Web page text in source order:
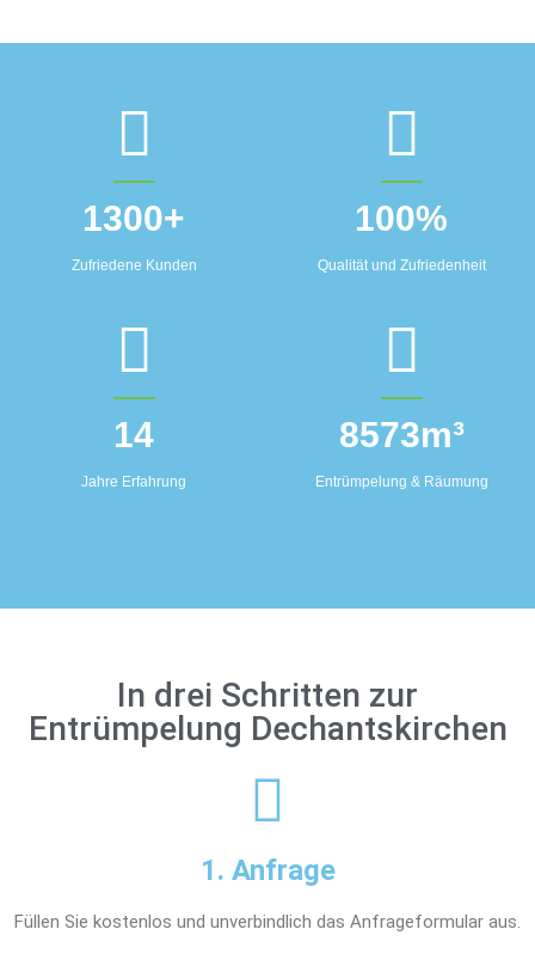
1300+
Zufriedene Kunden
100%
Qualität und Zufriedenheit
14
Jahre Erfahrung
8573m³
Entrümpelung & Räumung
In drei Schritten zur
Entrümpelung Dechantskirchen
1. Anfrage
Füllen Sie kostenlos und unverbindlich das Anfrageformular aus.